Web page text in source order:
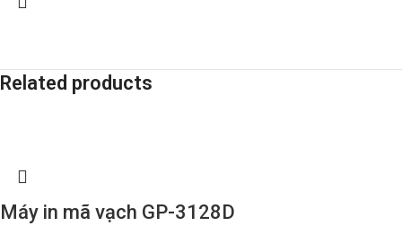
Related products
Máy in mã vạch GP-3128D